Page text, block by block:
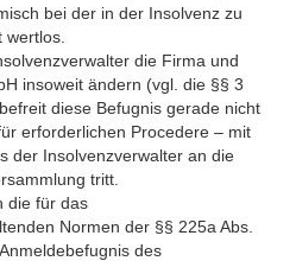
bei der in der Insolvenz zu
die Firma und
insoweit ändern (vgl. die §§ 3
diese Befugnis gerade nicht
erforderlichen Procedere – mit
der Insolvenzverwalter an die
tritt.
die für das
Normen der §§ 225a Abs.
des